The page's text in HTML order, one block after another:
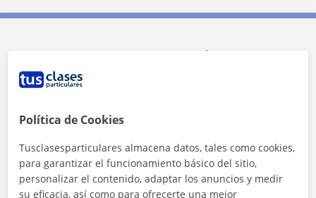
Contacta con Jose Manuel
1ª clase gratis
Política de Cookies
Tusclasesparticulares almacena datos, tales como cookies,
para garantizar el funcionamiento básico del sitio,
personalizar el contenido, adaptar los anuncios y medir
su eficacia, así como para ofrecerte una mejor